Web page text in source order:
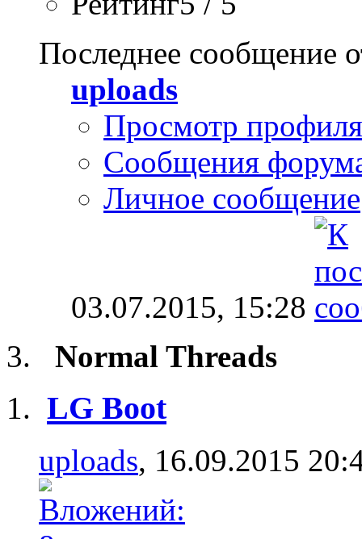
Последнее сообщение
uploads
Просмотр профиля
Сообщения
Личное сообщение
03.07.2015, 15:28
Normal Threads
LG Boot
uploads, 16.09.2015